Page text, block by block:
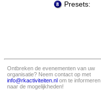
Presets:
Ontbreken de evenementen van uw
organisatie? Neem contact op met
info@rkactiviteiten.nl om te informeren
naar de mogelijkheden!